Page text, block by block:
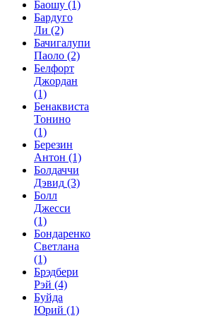
Баошу (1)
Бардуго
Ли (2)
Бачигалупи
Паоло (2)
Белфорт
Джордан
(1)
Бенаквиста
Тонино
(1)
Березин
Антон (1)
Болдаччи
Дэвид (3)
Болл
Джесси
(1)
Бондаренко
Светлана
(1)
Брэдбери
Рэй (4)
Буйда
Юрий (1)